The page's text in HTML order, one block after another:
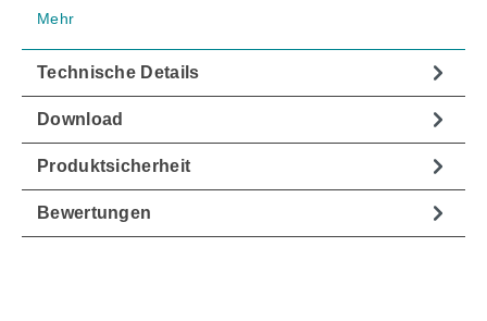
Mehr
Technische Details
Download
Produktsicherheit
Bewertungen